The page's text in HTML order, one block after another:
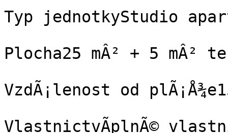
Typ jednotkyStudio
Plocha25 mÂ² + 5 mÂ²
VzdÃ¡lenost od
VlastnictvÃ­plnÃ©